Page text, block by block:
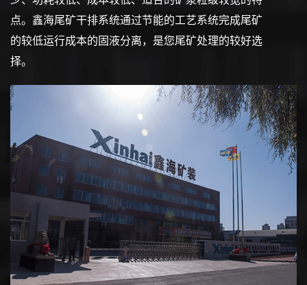
点。鑫海尾矿干排系统通过节能的工艺系统完成尾矿
的较低运行成本的固液分离，是您尾矿处理的较好选
择。